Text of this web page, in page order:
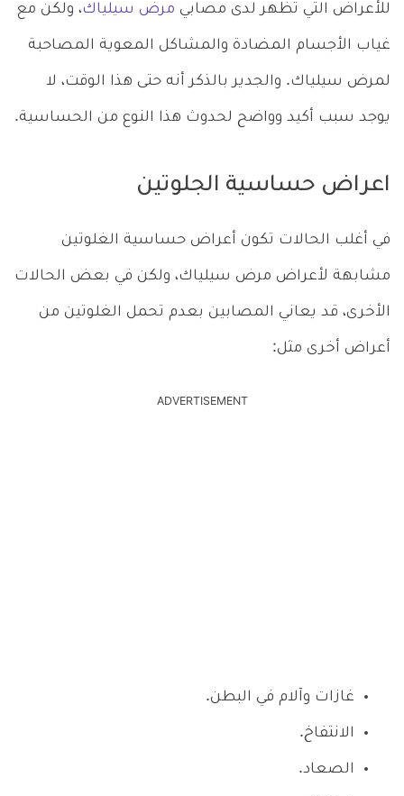
للأعراض التي تظهر لدى مصابي مرض سيلياك، ولكن مع
غياب الأجسام المضادة والمشاكل المعوية المصاحبة
لمرض سيلياك. والجدير بالذكر أنه حتى هذا الوقت، لا
يوجد سبب أكيد وواضح لحدوث هذا النوع من الحساسية.
اعراض حساسية الجلوتين
في أغلب الحالات تكون أعراض حساسية الغلوتين
مشابهة لأعراض مرض سيلياك، ولكن في بعض الحالات
الأخرى، قد يعاني المصابين بعدم تحمل الغلوتين من
أعراض أخرى مثل:
ADVERTISEMENT
غازات وآلام في البطن.
الانتفاخ.
الصعاد.